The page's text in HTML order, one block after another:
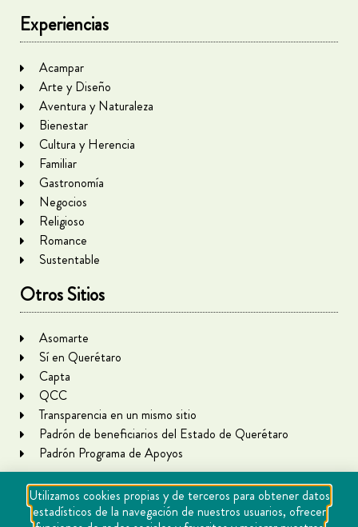
Experiencias
Acampar
Arte y Diseño
Aventura y Naturaleza
Bienestar
Cultura y Herencia
Familiar
Gastronomía
Negocios
Religioso
Romance
Sustentable
Otros Sitios
Asomarte
Sí en Querétaro
Capta
QCC
Transparencia en un mismo sitio
Padrón de beneficiarios del Estado de Querétaro
Padrón Programa de Apoyos
Utilizamos cookies propias y de terceros para obtener datos
estadísticos de la navegación de nuestros usuarios, ofrecer